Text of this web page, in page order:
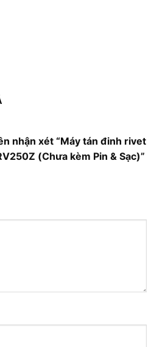
nhận xét “Máy tán đinh rivet
(Chưa kèm Pin & Sạc)”